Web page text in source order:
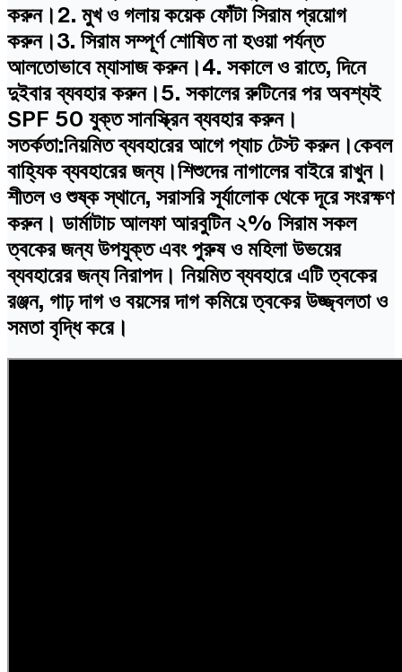
করুন।2. মুখ ও গলায় কয়েক ফোঁটা সিরাম প্রয়োগ
করুন।3. সিরাম সম্পূর্ণ শোষিত না হওয়া পর্যন্ত
আলতোভাবে ম্যাসাজ করুন।4. সকালে ও রাতে, দিনে
দুইবার ব্যবহার করুন।5. সকালের রুটিনের পর অবশ্যই
SPF 50 যুক্ত সানস্ক্রিন ব্যবহার করুন।
সতর্কতা:নিয়মিত ব্যবহারের আগে প্যাচ টেস্ট করুন।কেবল
বাহ্যিক ব্যবহারের জন্য।শিশুদের নাগালের বাইরে রাখুন।
শীতল ও শুষ্ক স্থানে, সরাসরি সূর্যালোক থেকে দূরে সংরক্ষণ
করুন। ডার্মাটাচ আলফা আরবুটিন ২% সিরাম সকল
ত্বকের জন্য উপযুক্ত এবং পুরুষ ও মহিলা উভয়ের
ব্যবহারের জন্য নিরাপদ। নিয়মিত ব্যবহারে এটি ত্বকের
রঞ্জন, গাঢ় দাগ ও বয়সের দাগ কমিয়ে ত্বকের উজ্জ্বলতা ও
সমতা বৃদ্ধি করে।